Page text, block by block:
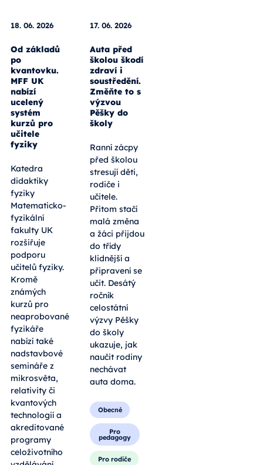
18. 06. 2026
Od základů
po
kvantovku.
MFF UK
nabízí
ucelený
systém
kurzů pro
učitele
fyziky
Katedra
didaktiky
fyziky
Matematicko-
fyzikální
fakulty UK
rozšiřuje
podporu
učitelů fyziky.
Kromě
známých
kurzů pro
neaprobované
fyzikáře
nabízí také
nadstavbové
semináře z
mikrosvěta,
relativity či
kvantových
technologií a
akreditované
programy
celoživotního
17. 06. 2026
Auta před
školou škodí
zdraví i
soustředění.
Změňte to s
výzvou
Pěšky do
školy
Ranní zácpy
před školou
stresují děti,
rodiče i
učitele.
Přitom stačí
malá změna
a žáci přijdou
do třídy
klidnější a
připravení se
učit. Desátý
ročník
celostátní
výzvy Pěšky
do školy
ukazuje, jak
naučit rodiny
nechávat
auta doma.
Obecné
Pro
pedagogy
Pro rodiče